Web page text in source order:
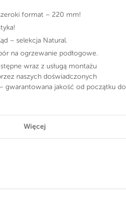
format – 220 mm!
– selekcja Natural.
na ogrzewanie podłogowe.
wraz z usługą montażu
naszych doświadczonych
gwarantowana jakość od początku do
Więcej